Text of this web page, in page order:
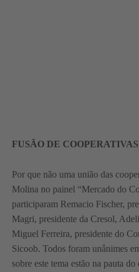
FUSÃO DE COOPERATIVAS
Por que não uma união das
Molina no painel “Mercado do
participaram Remacio Fischer,
Magri, presidente da Cresol,
Miguel Ferreira, presidente do
Sicoob. Todos foram unânimes
sobre este tema estão na pauta